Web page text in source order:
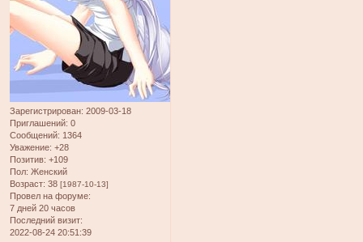
Зарегистрирован: 2009-03-18
Приглашений: 0
Сообщений: 1364
Уважение: +28
Позитив: +109
Пол: Женский
Возраст: 38 [1987-10-13]
Провел на форуме:
7 дней 20 часов
Последний визит:
2022-08-24 20:51:39